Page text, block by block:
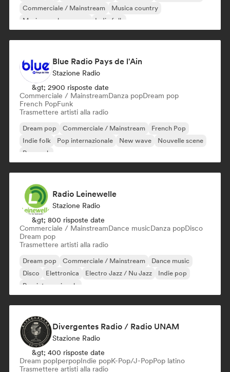
Commerciale / Mainstream
Musica country
Musica per le vacanze
Indie folk
Blue Radio Pays de l'Ain
Stazione Radio
&gt; 2900 risposte date
Commerciale / MainstreamDanza popDream pop
French PopFunk
Trasmettere artisti alla radio
Dream pop Commerciale / Mainstream
French Pop
Indie folk
Pop internazionale New wave
Nouvelle scene
Pop rock
Radio Leinewelle
Stazione Radio
&gt; 800 risposte date
Commerciale / MainstreamDance musicDanza popDisco
Dream pop
Trasmettere artisti alla radio
Dream pop Commerciale / Mainstream
Dance music
Disco
Elettronica Electro Jazz / Nu Jazz
Indie pop
Pop internazionale
Divergentes Radio / Radio UNAM
Stazione Radio
&gt; 400 risposte date
Dream popIperpopIndie popK-Pop/J-PopPop latino
Trasmettere artisti alla radio